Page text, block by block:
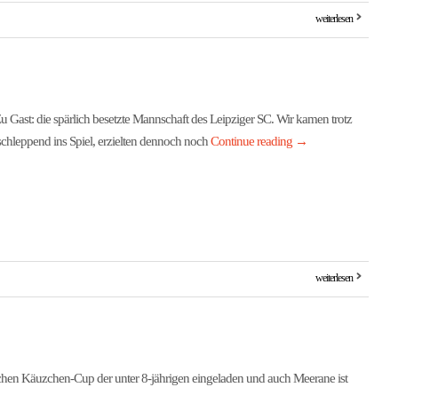
weiterlesen
die spärlich besetzte Mannschaft des Leipziger SC. Wir kamen trotz
ins Spiel, erzielten dennoch nochContinue reading →
weiterlesen
Käuzchen-Cup der unter 8-jährigen eingeladen und auch Meerane ist